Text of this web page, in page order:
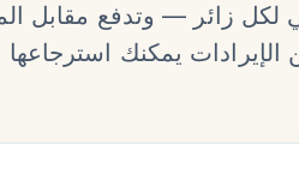
زائر — وتدفع مقابل
يمكنك استرجاعها